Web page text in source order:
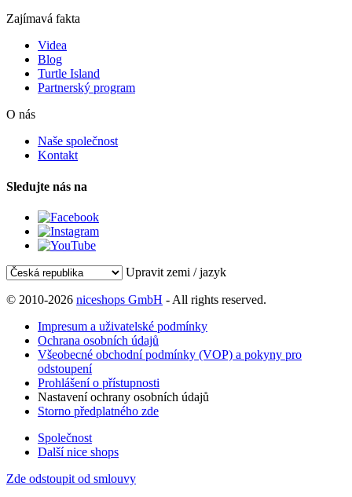
Zajímavá fakta
Videa
Blog
Turtle Island
Partnerský program
O nás
Naše společnost
Kontakt
Sledujte nás na
Upravit zemi / jazyk
© 2010-2026 niceshops GmbH - All rights reserved.
Impresum a uživatelské podmínky
Ochrana osobních údajů
Všeobecné obchodní podmínky (VOP) a pokyny pro
odstoupení
Prohlášení o přístupnosti
Nastavení ochrany osobních údajů
Storno předplatného zde
Společnost
Další nice shops
Zde odstoupit od smlouvy